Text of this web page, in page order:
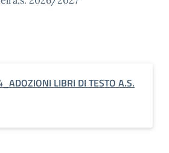
LIBRI DI TESTO A.S.